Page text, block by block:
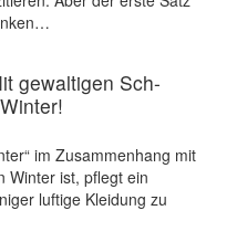
gewaltigen Sch-
im Zusammenhang mit
Winter ist, pflegt ein
luftige Kleidung zu